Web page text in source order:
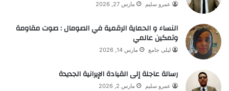
عمرو سليم مارس 27, 2026
النساء و الحماية الرقمية في الصومال : صوت مقاومة
وتمكين عالمي
ليلى جامع مارس 14, 2026
رسالة عاجلة إلى القيادة الإيرانية الجديدة
عمرو سليم مارس 2, 2026